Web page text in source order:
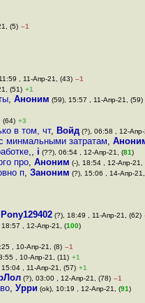
(5) –1
, 11-Апр-21, (43) –1
(51) +1
, Аноним (59), 15:57 , 11-Апр-21, (59)
(64) +3
в том, чт, Войд (?), 06:58 , 12-
минмальными затратам,
, i (??), 06:54 , 12-Апр-21, (81)
про, Аноним (-), 18:54 , 12-Апр-21,
п, Заноним (?), 15:06 , 14-Апр-
(?), 18:49 , 11-Апр-21, (62)
18:57 , 12-Апр-21, (100)
, 10-Апр-21, (8) –1
, 10-Апр-21, (11) +1
15:04 , 11-Апр-21, (57) +1
(?), 03:00 , 12-Апр-21, (78) –1
, Урри (ok), 10:19 , 12-Апр-21, (91)